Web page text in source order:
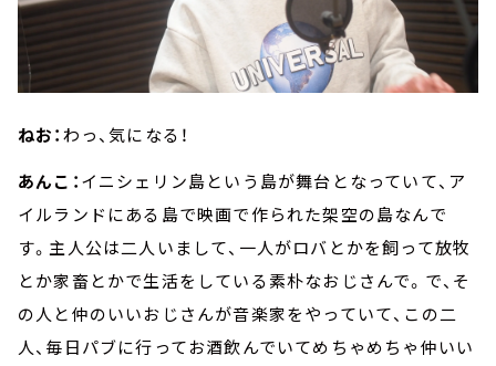
ねお：わっ、気になる！
あんこ：イニシェリン島という島が舞台となっていて、ア
イルランドにある島で映画で作られた架空の島なんで
す。主人公は二人いまして、一人がロバとかを飼って放牧
とか家畜とかで生活をしている素朴なおじさんで。で、そ
の人と仲のいいおじさんが音楽家をやっていて、この二
人、毎日パブに行ってお酒飲んでいてめちゃめちゃ仲いい